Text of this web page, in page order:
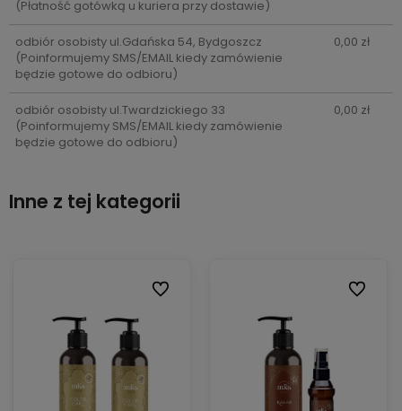
(Płatność gotówką u kuriera przy dostawie)
odbiór osobisty ul.Gdańska 54, Bydgoszcz
(Poinformujemy SMS/EMAIL kiedy zamówienie
będzie gotowe do odbioru)
0,00 zł
odbiór osobisty ul.Twardzickiego 33
(Poinformujemy SMS/EMAIL kiedy zamówienie
będzie gotowe do odbioru)
0,00 zł
Inne z tej kategorii
Do ulubionych Do